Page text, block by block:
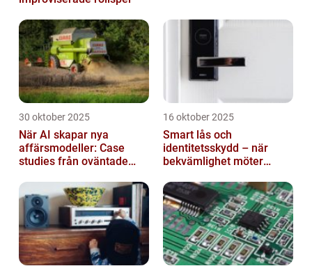
30 oktober 2025
När AI skapar nya
affärsmodeller: Case
studies från oväntade
16 oktober 2025
Smart lås och
identitetsskydd – när
bekvämlighet möter